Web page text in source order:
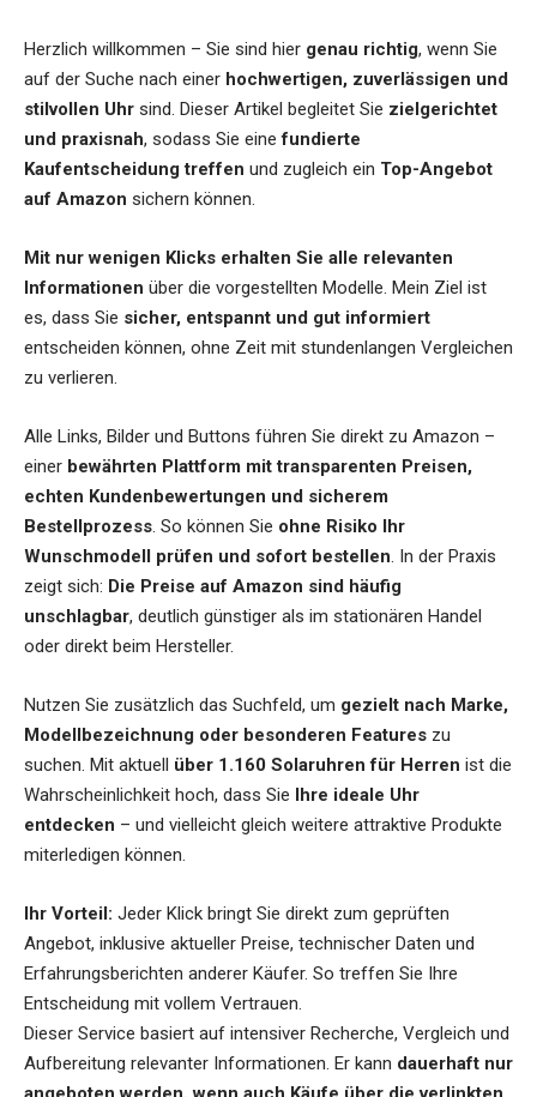
Herzlich willkommen – Sie sind hier genau richtig, wenn Sie
auf der Suche nach einer hochwertigen, zuverlässigen und
stilvollen Uhr sind. Dieser Artikel begleitet Sie zielgerichtet
und praxisnah, sodass Sie einefundierte
Kaufentscheidung treffen und zugleich ein Top-Angebot
auf Amazon sichern können.
Mit nur wenigen Klicks erhalten Sie alle relevanten
Informationen über die vorgestellten Modelle. Mein Ziel ist
es, dass Sie sicher, entspannt und gut informiert
entscheiden können, ohne Zeit mit stundenlangen Vergleichen
zu verlieren.
Alle Links, Bilder und Buttons führen Sie direkt zu Amazon –
einer bewährten Plattform mit transparenten Preisen,
echten Kundenbewertungen und sicherem
Bestellprozess. So können Sie ohne Risiko Ihr
Wunschmodell prüfen und sofort bestellen. In der Praxis
zeigt sich: Die Preise auf Amazon sind häufig
unschlagbar, deutlich günstiger als im stationären Handel
oder direkt beim Hersteller.
Nutzen Sie zusätzlich das Suchfeld, um gezielt nach Marke,
Modellbezeichnung oder besonderen Features zu
suchen. Mit aktuell über 1.160 Solaruhren für Herren ist die
Wahrscheinlichkeit hoch, dass Sie Ihre ideale Uhr
entdecken – und vielleicht gleich weitere attraktive Produkte
miterledigen können.
Ihr Vorteil: Jeder Klick bringt Sie direkt zum geprüften
Angebot, inklusive aktueller Preise, technischer Daten und
Erfahrungsberichten anderer Käufer. So treffen Sie Ihre
Entscheidung mit vollem Vertrauen.
Dieser Service basiert auf intensiver Recherche, Vergleich und
Aufbereitung relevanter Informationen. Er kann dauerhaft nur